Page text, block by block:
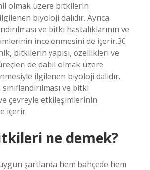
olmak üzere bitkilerin
biyoloji dalıdır. Ayrıca
ve bitki hastalıklarının ve
incelenmesini de içerir.30
bitkilerin yapısı, özellikleri ve
de dahil olmak üzere
ilgilenen biyoloji dalıdır.
ve bitki
çevreyle etkileşimlerinin
içerir.
ne demek?
şartlarda hem bahçede hem